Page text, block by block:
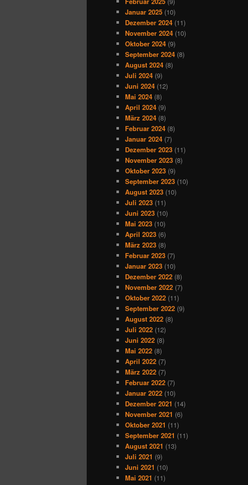
Januar 2025 (10)
Dezember 2024 (11)
November 2024 (10)
Oktober 2024 (9)
September 2024 (8)
August 2024 (8)
Juli 2024 (9)
Juni 2024 (12)
Mai 2024 (8)
April 2024 (9)
März 2024 (8)
Februar 2024 (8)
Januar 2024 (7)
Dezember 2023 (11)
November 2023 (8)
Oktober 2023 (9)
September 2023 (10)
August 2023 (10)
Juli 2023 (11)
Juni 2023 (10)
Mai 2023 (10)
April 2023 (6)
März 2023 (8)
Februar 2023 (7)
Januar 2023 (10)
Dezember 2022 (8)
November 2022 (7)
Oktober 2022 (11)
September 2022 (9)
August 2022 (8)
Juli 2022 (12)
Juni 2022 (8)
Mai 2022 (8)
April 2022 (7)
März 2022 (7)
Februar 2022 (7)
Januar 2022 (10)
Dezember 2021 (14)
November 2021 (6)
Oktober 2021 (11)
September 2021 (11)
August 2021 (13)
Juli 2021 (9)
Juni 2021 (10)
Mai 2021 (11)